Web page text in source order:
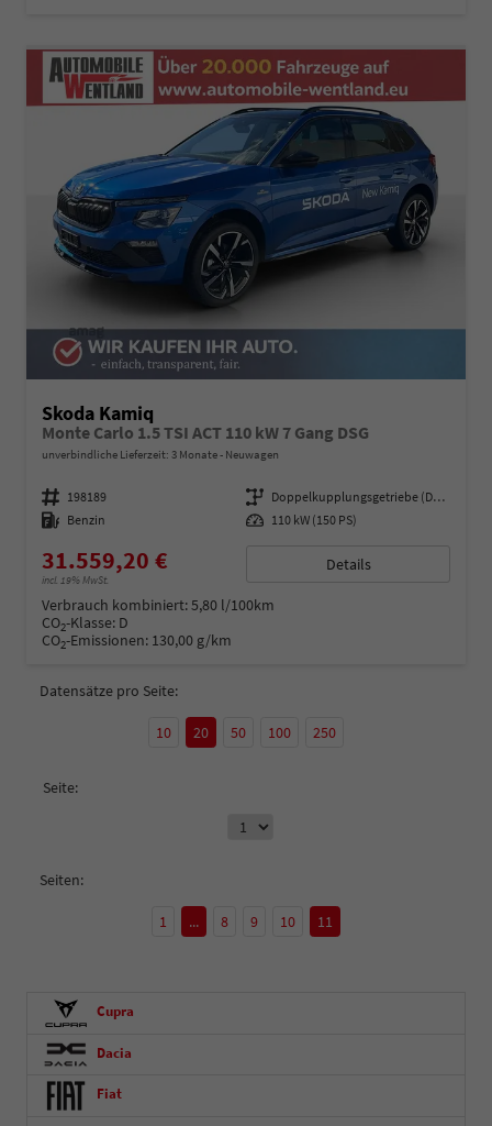
Skoda Kamiq
Monte Carlo 1.5 TSI ACT 110 kW 7 Gang DSG
unverbindliche Lieferzeit: 3 Monate Neuwagen
Fahrzeugnummer 198189 Getriebe
Doppelkupplungsgetriebe (DSG)
Kraftstoff Benzin Leistung 110 kW (150 PS)
31.559,20 €
incl. 19% MwSt.
Details
Verbrauch kombiniert:5,80 l/100km
CO2-Klasse: D
CO2-Emissionen: 130,00 g/km
Datensätze pro Seite:
10 20 50 100 250
Seite:
Seiten:
1 ... 8 9 10 11
Cupra
Dacia
Fiat